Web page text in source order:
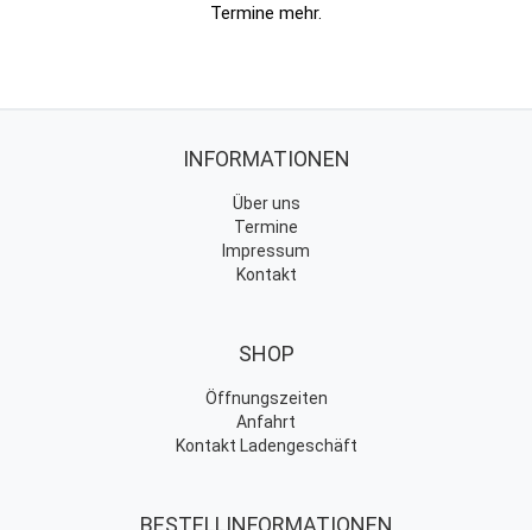
Termine mehr.
INFORMATIONEN
Über uns
Termine
Impressum
Kontakt
SHOP
Öffnungszeiten
Anfahrt
Kontakt Ladengeschäft
BESTELLINFORMATIONEN